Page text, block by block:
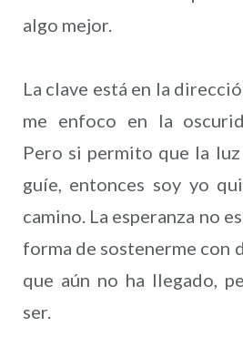
algo mejor.
La clave está en la
me enfoco en la
Pero si permito que la
guíe, entonces soy yo
camino. La esperanza no
forma de sostenerme con
que aún no ha llegado,
ser.